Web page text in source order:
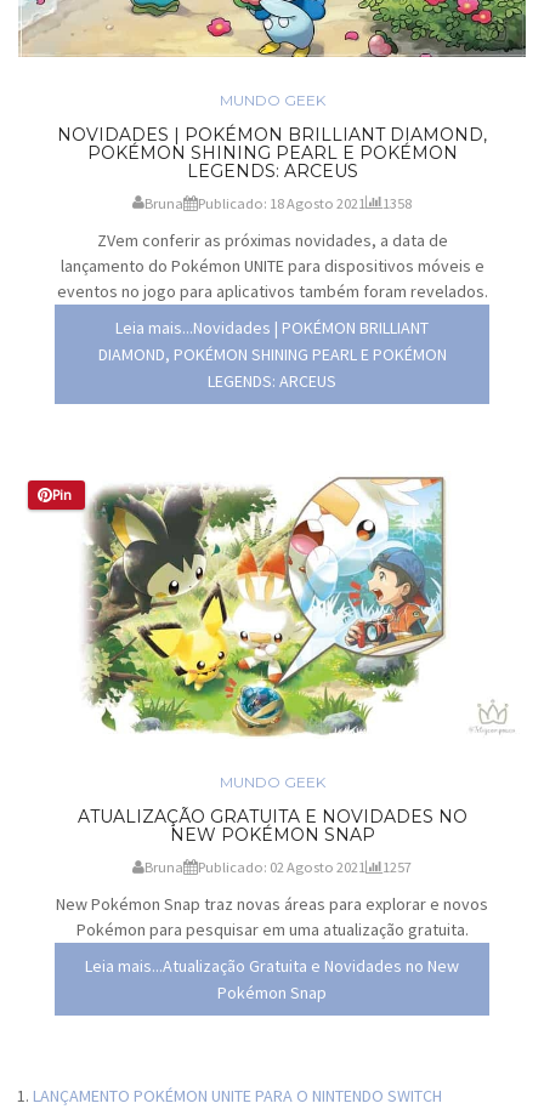
MUNDO GEEK
NOVIDADES | POKÉMON BRILLIANT DIAMOND,
POKÉMON SHINING PEARL E POKÉMON
LEGENDS: ARCEUS
Bruna Publicado: 18 Agosto 2021 1358
ZVem conferir as próximas novidades, a data de
lançamento do Pokémon UNITE para dispositivos móveis e
eventos no jogo para aplicativos também foram revelados.
Leia mais...Novidades | POKÉMON BRILLIANT
DIAMOND, POKÉMON SHINING PEARL E POKÉMON
LEGENDS: ARCEUS
Pin
MUNDO GEEK
ATUALIZAÇÃO GRATUITA E NOVIDADES NO
NEW POKÉMON SNAP
Bruna Publicado: 02 Agosto 2021 1257
New Pokémon Snap traz novas áreas para explorar e novos
Pokémon para pesquisar em uma atualização gratuita.
Leia mais...Atualização Gratuita e Novidades no New
Pokémon Snap
LANÇAMENTO POKÉMON UNITE PARA O NINTENDO SWITCH